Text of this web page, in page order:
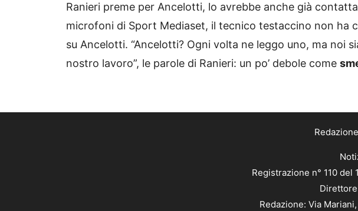
Ranieri preme per Ancelotti, lo avrebbe anche già
microfoni di Sport Mediaset, il tecnico testaccino non ha
su Ancelotti. “Ancelotti? Ogni volta ne leggo uno, ma noi
nostro lavoro”, le parole di Ranieri: un po’ debole come
Redazione
Registrazione n° 110
Redazione: Via